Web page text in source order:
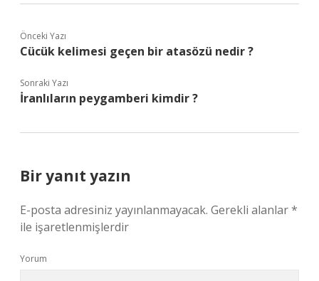
Önceki Yazı
Cücük kelimesi geçen bir atasözü nedir ?
Sonraki Yazı
İranlıların peygamberi kimdir ?
Bir yanıt yazın
E-posta adresiniz yayınlanmayacak. Gerekli alanlar*
ile işaretlenmişlerdir
Yorum